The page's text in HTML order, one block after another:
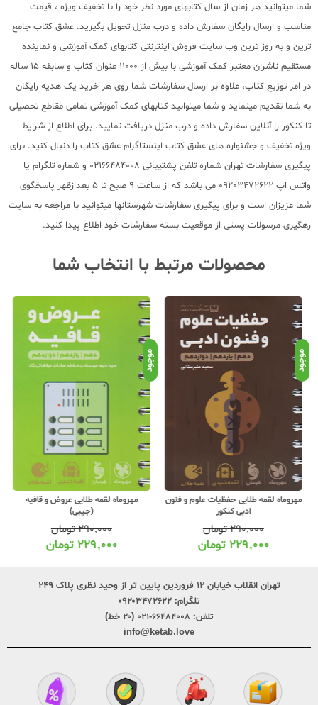
شما میتوانید هر زمان از سال کتابهای مورد نظر خود را با تخفیف ویژه ، قیمت
مناسب و ارسال رایگان سفارش داده و درب منزل تحویل بگیرید. عشق کتاب جامع
ترین و به روز ترین وب سایت فروش اینترنتی کتابهای کمک آموزشی و نماینده
مستقیم ناشران معتبر کمک آموزشی با بیش از 11000 عنوان کتاب و سابقه 15 ساله
در امر توزیع کتاب، علاوه بر ارسال سفارشات شما روی هر خرید یک هدیه رایگان
به شما تقدیم مینماید و شما میتوانید کتابهای کمک آموزشی تمامی مقاطع تحصیلی
تا کنکور را آنلاین سفارش داده و درب منزل دریافت نمایید. برای اطلاع از شرایط
ویژه تخفیف و جشنواره های عشق کتاب اینستاگرام عشق کتاب را دنبال کنید. برای
پیگیری سفارشات تهران شماره تلفن پشتیبانی 02166484008 و شماره تلگرام یا
واتس اپ 09203472622 می باشد که از ساعت 9 صبح تا 5 بعدازظهر پاسخگوی
شما عزیزان است و برای پیگیری سفارشات شهرستانها میتوانید با مراجعه به سایت
رهگیری مرسولات پستی از موقعیت بسته سفارشات خود اطلاع پیدا کنید.
محصولات مرتبط با انتخاب شما
موجود
مهروماه لقمه طلایی حفظیات علوم و فنون
ادبی کنکور
۲۹۰,۰۰۰تومان
۲۲۹,۰۰۰تومان
موجود
مهروماه لقمه طلایی عروض و قافیه
(جیبی)
۲۹۰,۰۰۰تومان
۲۲۹,۰۰۰تومان
تهران انقلاب خیابان ۱۲ فروردین پایین تر از وحید نظری پلاک ۲۴۹
تلگرام: ۰۹۲۰۳۴۷۲۶۲۲
تلفن: ۶۶۴۸۴۰۰۸-۰۲۱ (۲۰ خط)
info@ketab.love